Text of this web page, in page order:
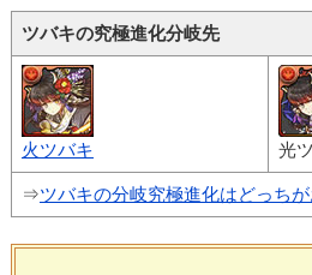
ツバキの究極進化分岐先
火ツバキ 光
⇒ツバキの分岐究極進化はどっち